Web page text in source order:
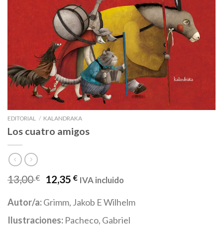
EDITORIAL / KALANDRAKA
Los cuatro amigos
13,00€ 12,35€ IVA incluido
Autor/a:Grimm, Jakob E Wilhelm
Ilustraciones: Pacheco, Gabriel